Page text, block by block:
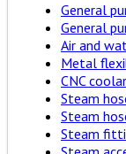
General
General
Air and
Metal
CNC
Steam
Steam
Steam